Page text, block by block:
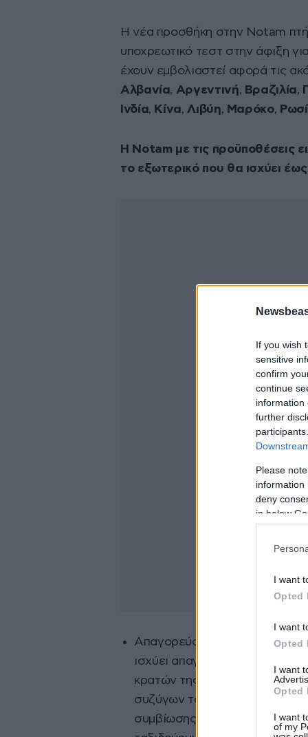
If you wish
sensitive
confirm
continue
information
further
Please
information
deny
in below
I want
Opted
I want
Opted
I want
Opted
I want
of my
Η νέα προσθήκη στην Νotam
υποχρεωτικό τεστ στην άφιξη
έχουν εμβολιαστεί αφορά τις
Αλβανία, Αργεντινή, Βραζιλία,
Ινδία, Κίνα,Λιβύη, Μαρόκο,
Η Νotam με τις προϋποθέσεις
το εξωτερικό που θα ισχύει
Απαγορεύσεις υπηκόων από
ισχύει απαγόρευση εισόδου
κρατών της Ε. Ε και της
συζύγων τους ή των
συμβίωσης, καθώς και των